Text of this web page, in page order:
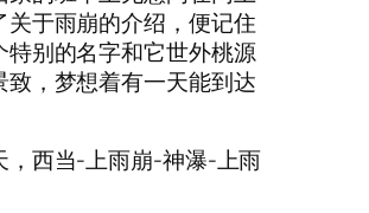
关于雨崩的介绍，便记住
特别的名字和它世外桃源
致，梦想着有一天能到达
，西当-上雨崩-神瀑-上雨